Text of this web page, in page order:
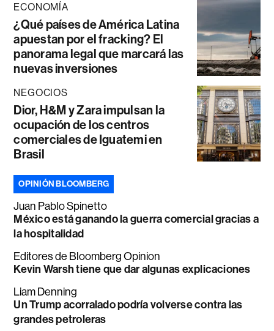
ECONOMÍA
¿Qué países de América Latina
apuestan por el fracking? El
panorama legal que marcará las
nuevas inversiones
NEGOCIOS
Dior, H&M y Zara impulsan la
ocupación de los centros
comerciales de Iguatemi en
Brasil
OPINIÓN BLOOMBERG
Juan Pablo Spinetto
México está ganando la guerra comercial gracias a
la hospitalidad
Editores de Bloomberg Opinion
Kevin Warsh tiene que dar algunas explicaciones
Liam Denning
Un Trump acorralado podría volverse contra las
grandes petroleras